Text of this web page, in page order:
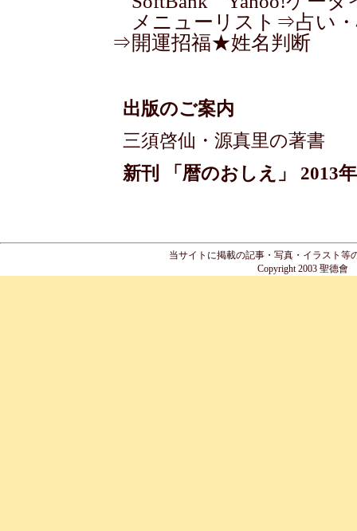
メニューリスト⇒占い
⇒開運招福★姓名判断
出版のご案内
三須啓仙・源真里の著書
新刊 「暦のおしえ」 2013
当サイトに掲載の記事・写真・イラスト等
Copyright 2003 聖德會